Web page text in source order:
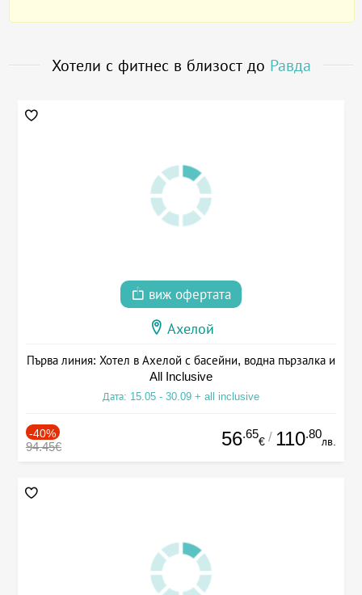
Хотели с фитнес в близост до Равда
виж офертата
Ахелой
Първа линия: Хотел в Ахелой с басейни, водна пързалка и
All Inclusive
Дата: 15.05 - 30.09 + all inclusive
-40%
94.45€ 56.65
€ / 110.80
лв.